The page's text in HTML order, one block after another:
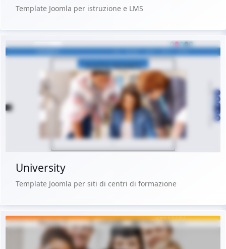
Template Joomla per istruzione e LMS
Demo dal vivo
Acquista €29.90
University
Template Joomla per siti di centri di formazione
Scarica Gratis